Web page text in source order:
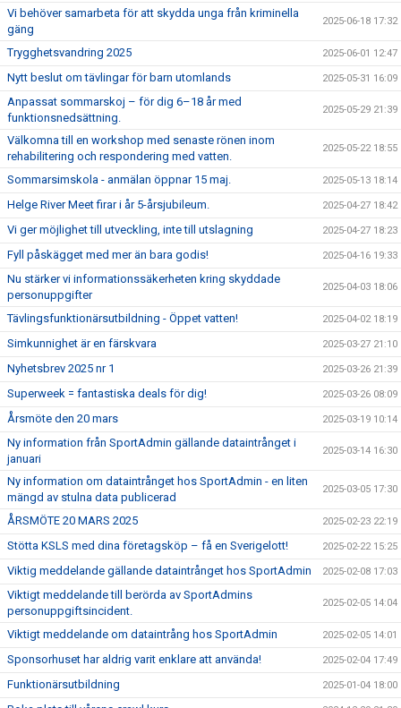
Vi behöver samarbeta för att skydda unga från kriminella
gäng
2025-06-18 17:32
Trygghetsvandring 2025 2025-06-01 12:47
Nytt beslut om tävlingar för barn utomlands 2025-05-31 16:09
Anpassat sommarskoj – för dig 6–18 år med
funktionsnedsättning.
2025-05-29 21:39
Välkomna till en workshop med senaste rönen inom
rehabilitering och respondering med vatten.
2025-05-22 18:55
Sommarsimskola - anmälan öppnar 15 maj. 2025-05-13 18:14
Helge River Meet firar i år 5-årsjubileum. 2025-04-27 18:42
Vi ger möjlighet till utveckling, inte till utslagning 2025-04-27 18:23
Fyll påskägget med mer än bara godis! 2025-04-16 19:33
Nu stärker vi informationssäkerheten kring skyddade
personuppgifter
2025-04-03 18:06
Tävlingsfunktionärsutbildning - Öppet vatten! 2025-04-02 18:19
Simkunnighet är en färskvara 2025-03-27 21:10
Nyhetsbrev 2025 nr 1 2025-03-26 21:39
Superweek = fantastiska deals för dig! 2025-03-26 08:09
Årsmöte den 20 mars 2025-03-19 10:14
Ny information från SportAdmin gällande dataintrånget i
januari
2025-03-14 16:30
Ny information om dataintrånget hos SportAdmin - en liten
mängd av stulna data publicerad
2025-03-05 17:30
ÅRSMÖTE 20 MARS 2025 2025-02-23 22:19
Stötta KSLS med dina företagsköp – få en Sverigelott! 2025-02-22 15:25
Viktig meddelande gällande dataintrånget hos SportAdmin 2025-02-08 17:03
Viktigt meddelande till berörda av SportAdmins
personuppgiftsincident.
2025-02-05 14:04
Viktigt meddelande om dataintrång hos SportAdmin 2025-02-05 14:01
Sponsorhuset har aldrig varit enklare att använda! 2025-02-04 17:49
Funktionärsutbildning 2025-01-04 18:00